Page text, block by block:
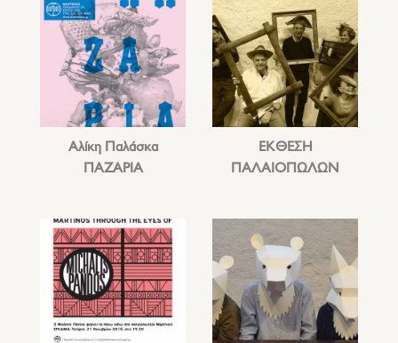
Αλίκη Παλάσκα
ΠΑΖΑΡΙΑ
ΕΚΘΕΣΗ
ΠΑΛΑΙΟΠΩΛΩΝ